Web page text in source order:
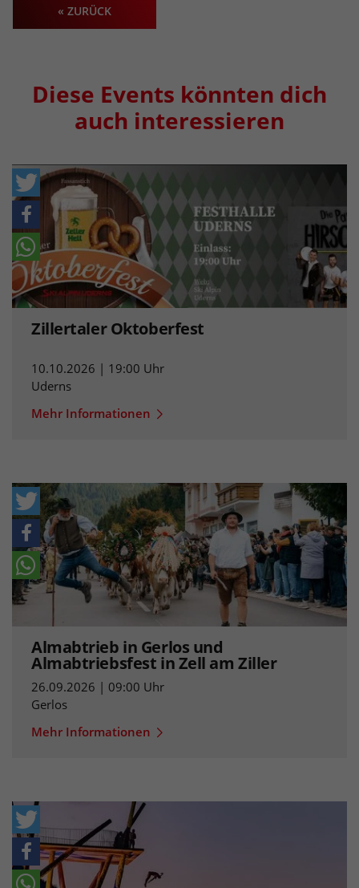
« ZURÜCK
Diese Events könnten dich
auch interessieren
Zillertaler Oktoberfest
10.10.2026 | 19:00 Uhr
Uderns
Mehr Informationen
Almabtrieb in Gerlos und
Almabtriebsfest in Zell am Ziller
26.09.2026 | 09:00 Uhr
Gerlos
Mehr Informationen